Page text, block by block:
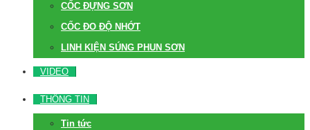
CỐC ĐỰNG SƠN
CỐC ĐO ĐỘ NHỚT
LINH KIỆN SÚNG PHUN SƠN
VIDEO
THÔNG TIN
Tin tức